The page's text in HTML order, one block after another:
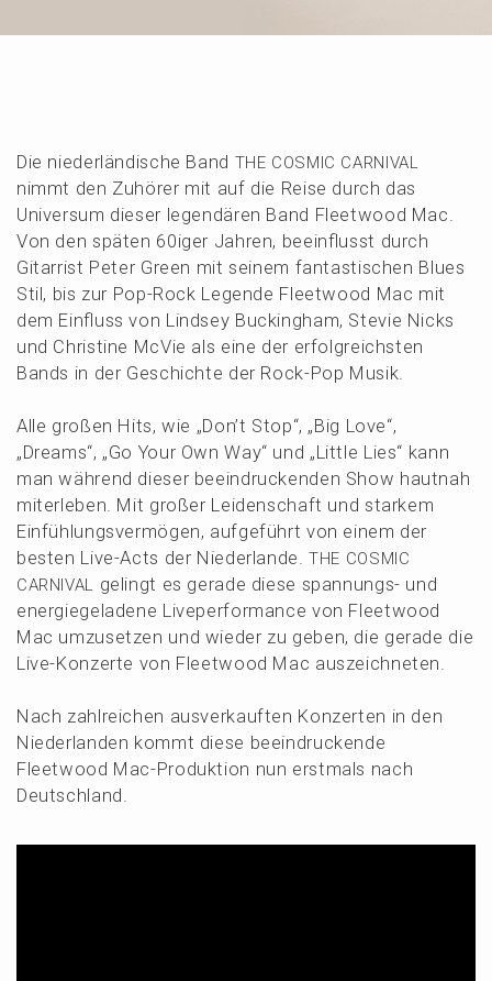
Die nieder­län­di­sche Band THE COSMIC CARNIVAL
nimmt den Zuhörer mit auf die Reise durch das
Univer­sum dieser legen­dä­ren Band Fleet­wood Mac.
Von den späten 60iger Jahren, beein­flusst durch
Gitar­rist Peter Green mit seinem fantas­ti­schen Blues
Stil, bis zur Pop-Rock Legen­de Fleet­wood Mac mit
dem Einfluss von Lindsey Bucking­ham, Stevie Nicks
und Chris­ti­ne McVie als eine der erfolg­reichs­ten
Bands in der Geschich­te der Rock-Pop Musik.
Alle großen Hits, wie „Don’t Stop“, „Big Love“,
„Dreams“, „Go Your Own Way“ und „Little Lies“ kann
man während dieser beein­dru­cken­den Show hautnah
miter­le­ben. Mit großer Leiden­schaft und starkem
Einfüh­lungs­ver­mö­gen, aufge­führt von einem der
besten Live-Acts der Nieder­lan­de.THE COSMIC
CARNIVAL gelingt es gerade diese spannungs- und
energie­ge­la­de­ne Liveper­for­mance von Fleet­wood
Mac umzuset­zen und wieder zu geben, die gerade die
Live-Konzer­te von Fleet­wood Mac auszeichneten.
Nach zahlrei­chen ausver­kauf­ten Konzer­ten in den
Nieder­lan­den kommt diese beein­dru­cken­de
Fleet­wood Mac-Produk­ti­on nun erstmals nach
Deutschland.